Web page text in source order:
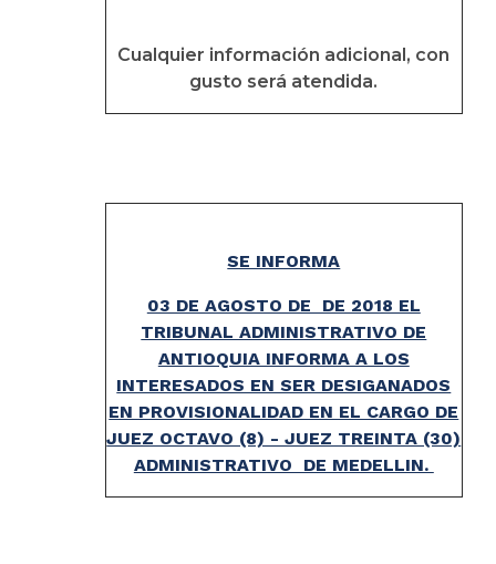
Cualquier información adicional, con
gusto será atendida.
SE INFORMA
03 DE AGOSTO DE DE 2018 EL
TRIBUNAL ADMINISTRATIVO DE
ANTIOQUIA INFORMA A LOS
INTERESADOS EN SER DESIGANADOS
EN PROVISIONALIDAD EN EL CARGO DE
JUEZ OCTAVO (8) - JUEZ TREINTA (30)
ADMINISTRATIVO DE MEDELLIN.